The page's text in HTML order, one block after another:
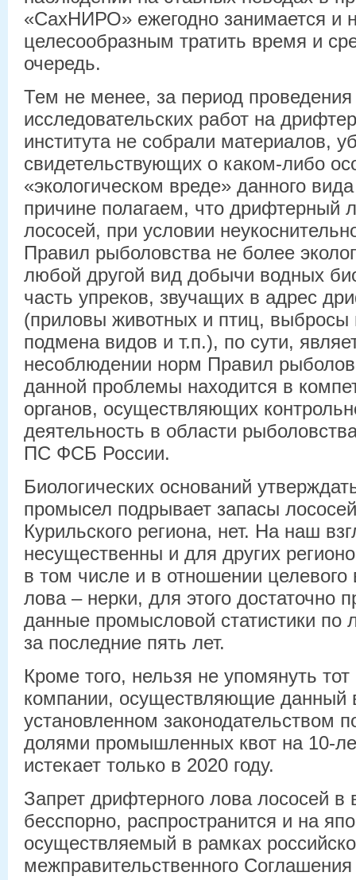
«СахНИРО» ежегодно занимается и
целесообразным тратить время и
очередь.
Тем не менее, за период проведения
исследовательских работ на
института не собрали материалов,
свидетельствующих о каком-либо
«экологическом вреде» данного
причине полагаем, что дрифтерный
лососей, при условии
Правил рыболовства не более
любой другой вид добычи водных
часть упреков, звучащих в адрес
(приловы животных и птиц,
подмена видов и т.п.), по сути,
несоблюдении норм Правил
данной проблемы находится в
органов, осуществляющих
деятельность в области
ПС ФСБ России.
Биологических оснований
промысел подрывает запасы
Курильского региона, нет. На наш
несущественны и для других
в том числе и в отношении целевого
лова – нерки, для этого достаточно
данные промысловой статистики по
за последние пять лет.
Кроме того, нельзя не упомянуть
компании, осуществляющие данный
установленном законодательством
долями промышленных квот на 10-
истекает только в 2020 году.
Запрет дрифтерного лова лососей в
бесспорно, распространится и на
осуществляемый в рамках
межправительственного Соглашения